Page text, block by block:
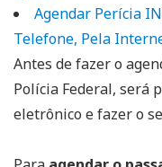
Agendar Perícia
Telefone, Pela
Antes de fazer o
Polícia Federal, será
eletrônico e fazer o